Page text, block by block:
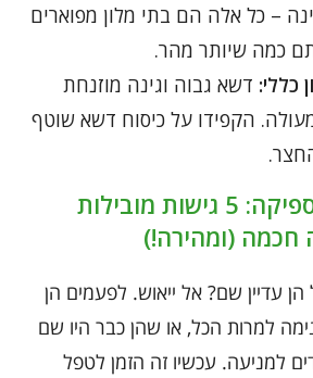
– כל אלה הם בתי מלון מפוארים
כמה שיותר מהר.
כללי: דשא גבוה וגינה מוזנחת
הקפידו על כיסוח דשא שוטף
כשמניעה לא הספיקה: 5 גישות מובילות
חכמה (ומהירה!)
עדיין שם? אל ייאוש. לפעמים הן
למרות הכל, או שהן כבר היו שם
למניעה. עכשיו זה הזמן לטפל